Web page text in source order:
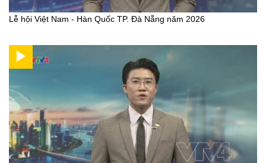
Lễ hội Việt Nam - Hàn Quốc TP. Đà Nẵng năm 2026